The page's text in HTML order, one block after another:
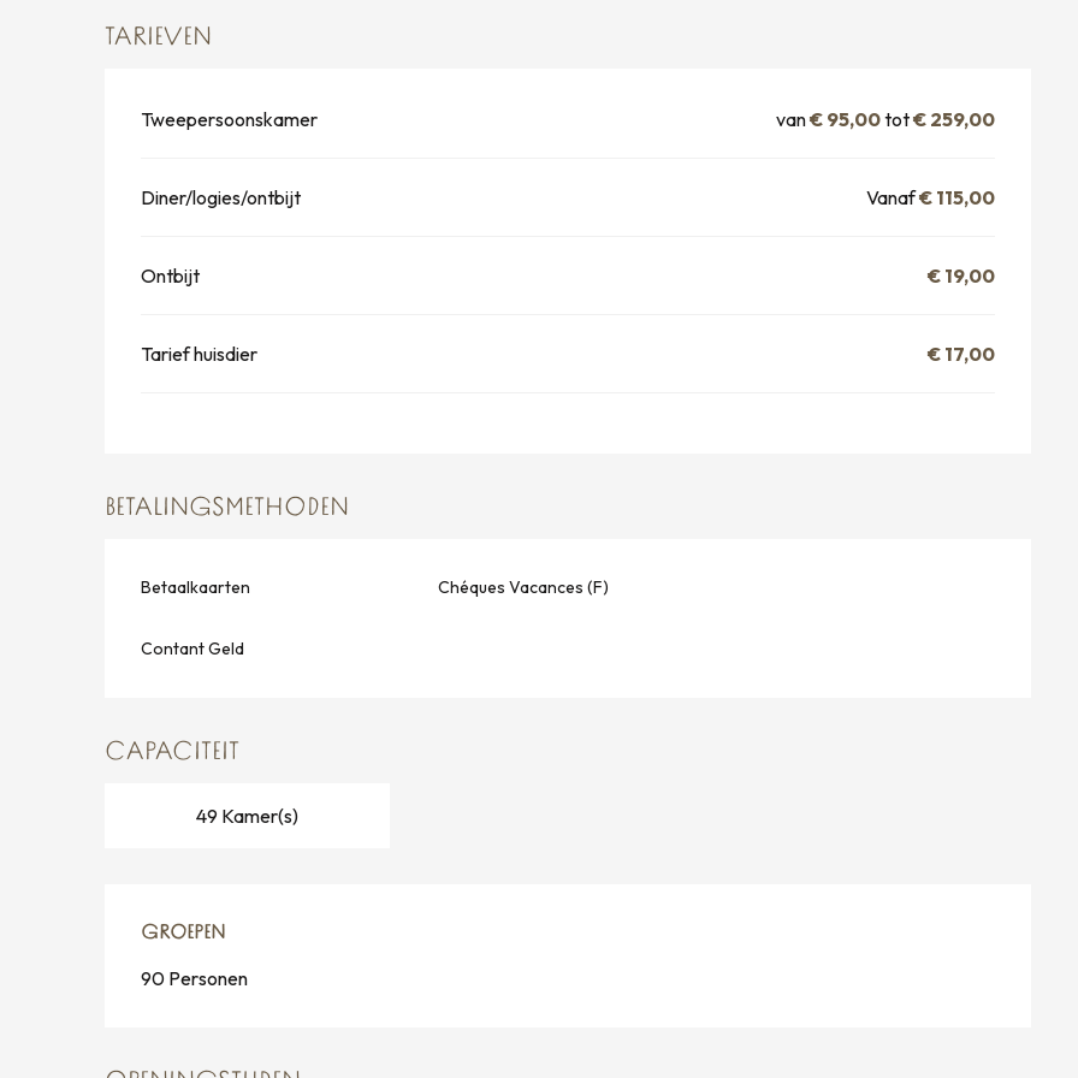
TARIEVEN
Tweepersoonskamer van€ 95,00tot€ 259,00
Diner/logies/ontbijt Vanaf€ 115,00
Ontbijt € 19,00
Tarief huisdier € 17,00
BETALINGSMETHODEN
Betaalkaarten Chéques Vacances (F)
Contant Geld
CAPACITEIT
49 Kamer(s)
GROEPEN
GROEPEN
90 Personen